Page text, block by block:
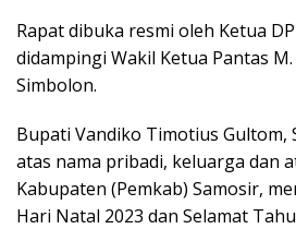
Rapat dibuka resmi oleh Ketua
didampingi Wakil Ketua Pantas
Simbolon.
Bupati Vandiko Timotius Gultom,
atas nama pribadi, keluarga dan
Kabupaten (Pemkab) Samosir,
Hari Natal 2023 dan Selamat